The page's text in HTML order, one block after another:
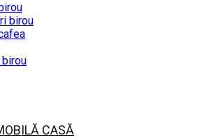
birou
birou
CASĂ